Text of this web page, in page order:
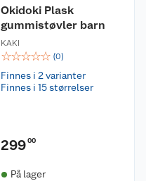
Okidoki Plask
gummistøvler barn
KAKI
☆☆☆☆☆ (0)
Finnes i 2 varianter
Finnes i 15 størrelser
29900
På lager